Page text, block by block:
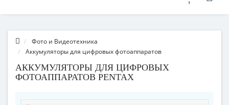
Фото и Видеотехника
Аккумуляторы для цифровых фотоаппаратов
АККУМУЛЯТОРЫ ДЛЯ ЦИФРОВЫХ
ФОТОАППАРАТОВ PENTAX